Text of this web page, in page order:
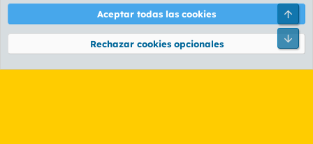
Términos y reglas Política de privacidad Ayuda
Community platform by XenForo® © 2010-2026 XenForo Ltd.
Aceptar todas las cookies
Rechazar cookies opcionales
Pie